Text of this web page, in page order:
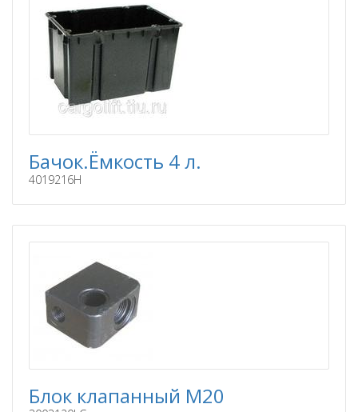
Бачок.Ёмкость 4 л.
4019216H
Блок клапанный M20